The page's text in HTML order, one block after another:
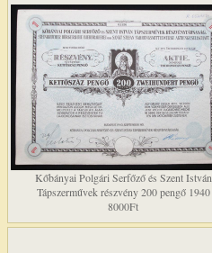
Kőbányai Polgári Serfőző és Szent István
Tápszerművek részvény 200 pengő 1940
8000Ft